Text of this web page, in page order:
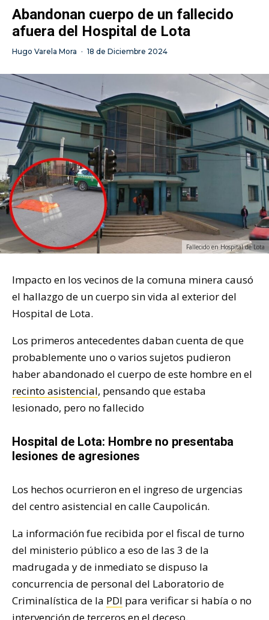
Abandonan cuerpo de un fallecido
afuera del Hospital de Lota
Hugo Varela Mora · 18 de Diciembre 2024
Fallecido en Hospital de Lota
Impacto en los vecinos de la comuna minera causó
el hallazgo de un cuerpo sin vida al exterior del
Hospital de Lota.
Los primeros antecedentes daban cuenta de que
probablemente uno o varios sujetos pudieron
haber abandonado el cuerpo de este hombre en el
recinto asistencial, pensando que estaba
lesionado, pero no fallecido
Hospital de Lota: Hombre no presentaba
lesiones de agresiones
Los hechos ocurrieron en el ingreso de urgencias
del centro asistencial en calle Caupolicán.
La información fue recibida por el fiscal de turno
del ministerio público a eso de las 3 de la
madrugada y de inmediato se dispuso la
concurrencia de personal del Laboratorio de
Criminalística de la PDI para verificar si había o no
intervención de terceros en el deceso.